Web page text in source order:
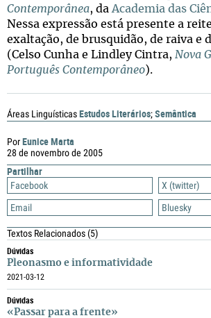
PorEunice Marta
28 de novembro de 2005
Partilhar
Facebook
X (twitter)
Email
Bluesky
Textos Relacionados(5)
Dúvidas
Pleonasmo e informatividade
2021-03-12
Dúvidas
«Passar para a frente»
Contemporânea, da Academia das
Nessa expressão está presente a
exaltação, de brusquidão, de raiva e
(Celso Cunha e Lindley Cintra, Nova
Português Contemporâneo).
Áreas LinguísticasEstudos Literários;Semântica